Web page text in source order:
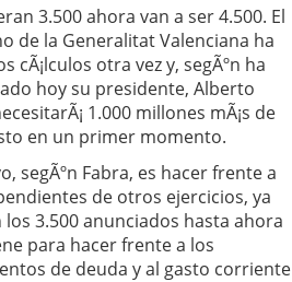
que muchas empresas
20/07/2026
Traders Mexicanos Antes de
ventajas reales para pymes
trabajas por cuenta propia
3.500 ahora van a ser 4.500. El
de la Generalitat Valenciana ha
cÃ¡lculos otra vez y, segÃºn ha
hoy su presidente, Alberto
1.000 millones mÃ¡s de
en un primer momento.
segÃºn Fabra, es hacer frente a
de otros ejercicios, ya
los 3.500 anunciados hasta ahora
para hacer frente a los
de deuda y al gasto corriente